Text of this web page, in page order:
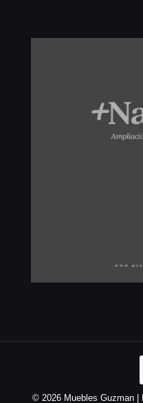
© 2026 Muebles Guzman |